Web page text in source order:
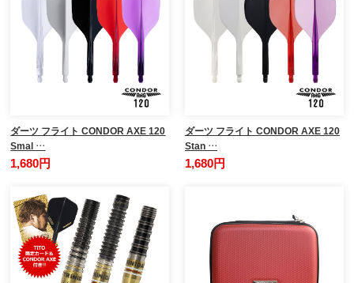
ダーツ フライト CONDOR AXE 120
Smal …
1,680円
ダーツ フライト CONDOR AXE 120
Stan …
1,680円